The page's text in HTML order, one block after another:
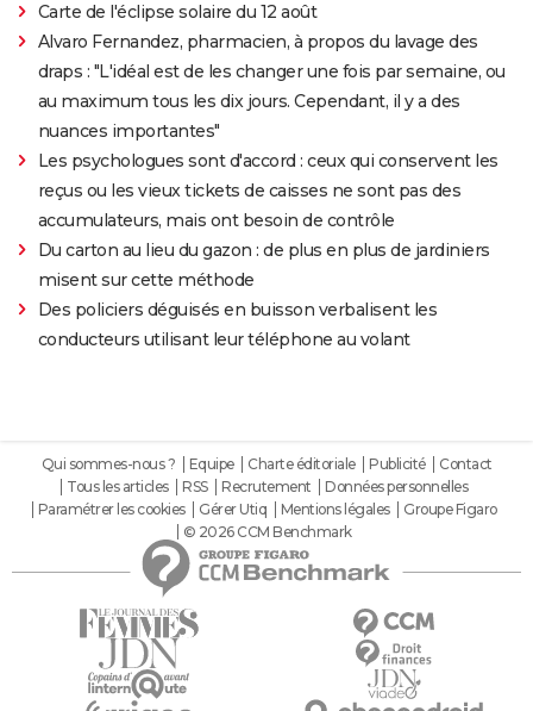
Carte de l'éclipse solaire du 12 août
Alvaro Fernandez, pharmacien, à propos du lavage des
draps : "L'idéal est de les changer une fois par semaine, ou
au maximum tous les dix jours. Cependant, il y a des
nuances importantes"
Les psychologues sont d'accord : ceux qui conservent les
reçus ou les vieux tickets de caisses ne sont pas des
accumulateurs, mais ont besoin de contrôle
Du carton au lieu du gazon : de plus en plus de jardiniers
misent sur cette méthode
Des policiers déguisés en buisson verbalisent les
conducteurs utilisant leur téléphone au volant
Qui sommes-nous ? Equipe Charte éditoriale Publicité
Contact
Tous les articles
RSS Recrutement
Données personnelles
Paramétrer les cookies
Gérer Utiq Mentions légales
Groupe Figaro
© 2026 CCM Benchmark